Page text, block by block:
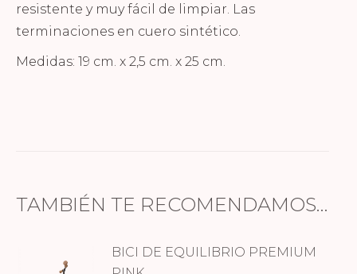
resistente y muy fácil de limpiar. Las
terminaciones en cuero sintético.
Medidas: 19 cm. x 2,5 cm. x 25 cm.
TAMBIÉN TE RECOMENDAMOS…
BICI DE EQUILIBRIO PREMIUM